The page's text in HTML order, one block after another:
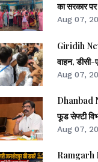
का सरकार
Aug 07,
Giridih
वाहन, डीसी-
Aug 07,
Dhanbad
फूड सेफ्टी
Aug 07,
Ramgarh